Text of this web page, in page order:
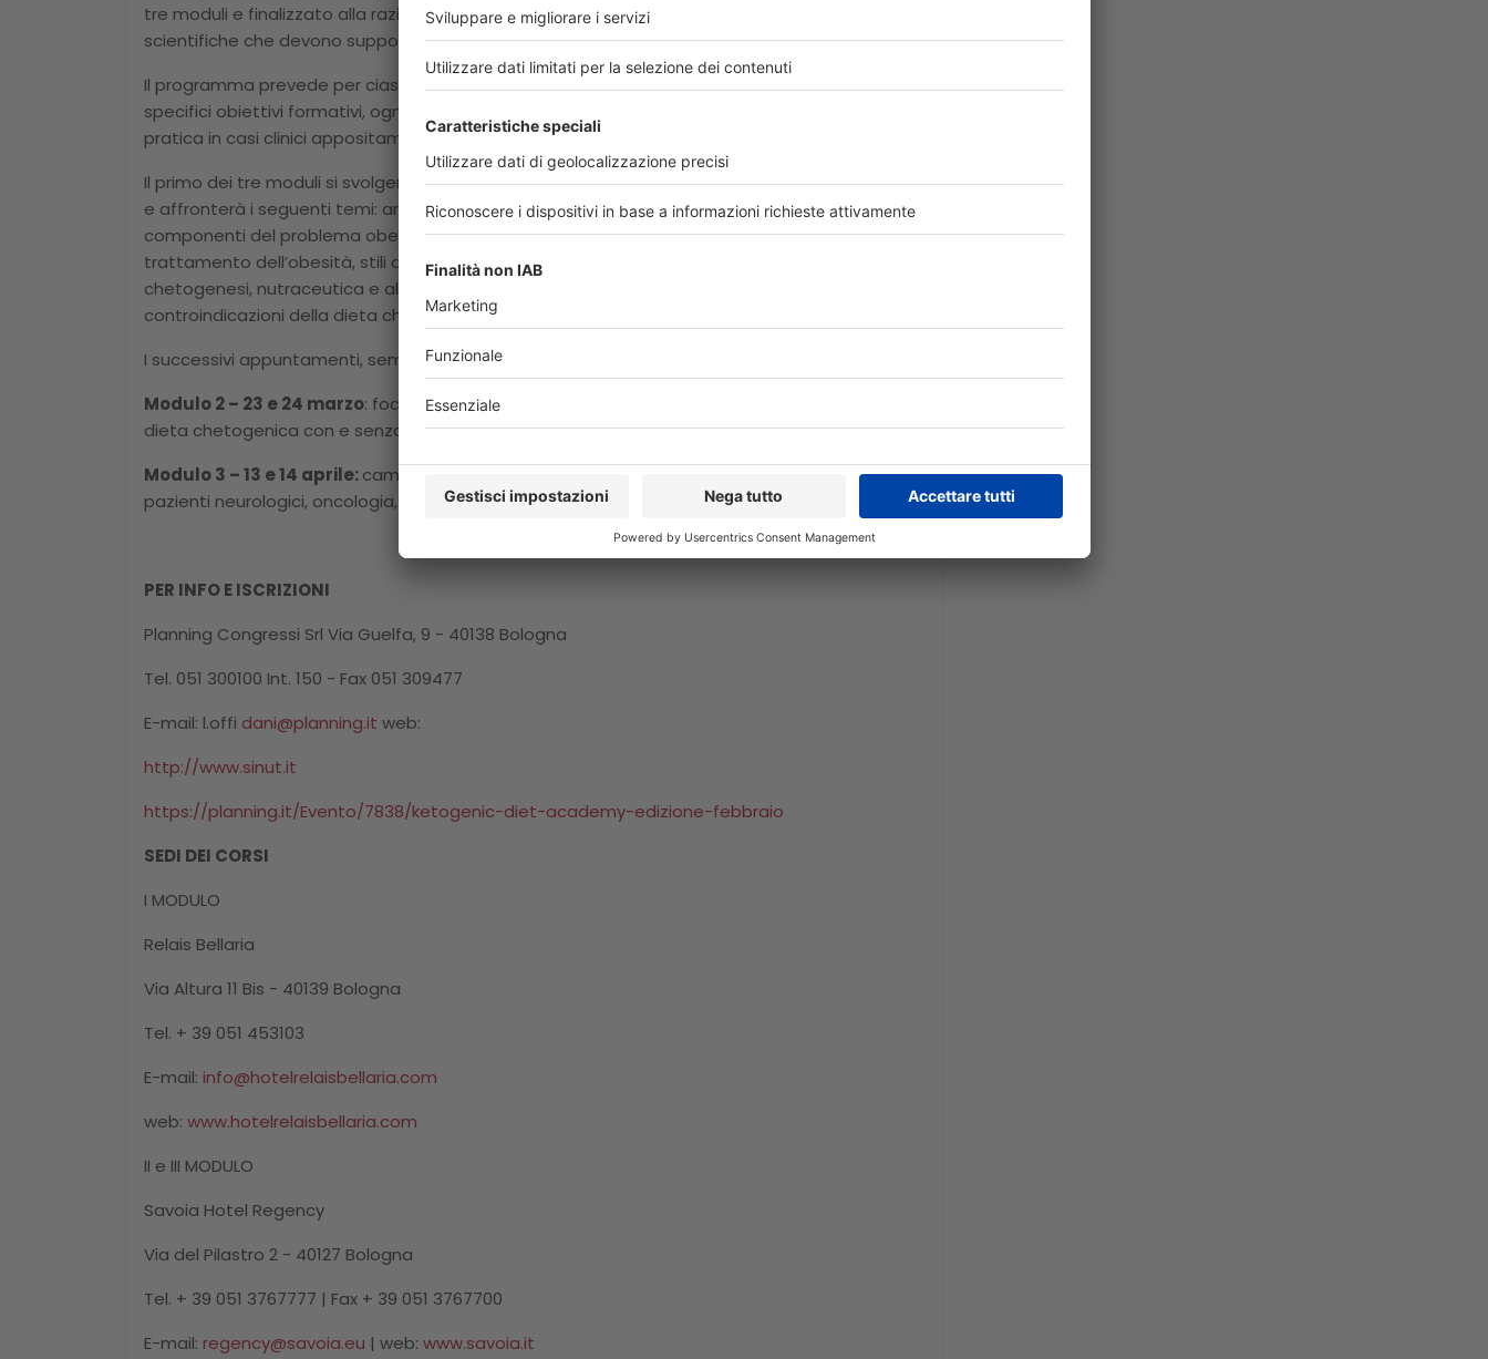
tre moduli e finalizzato alla razionalizzazione e alla trasmissione delle crescenti evidenze
scientifiche che devono supportare la prescrizione di una dieta chetogenica.
Il programma prevede per ciascun modulo una serie di attività didattiche basate ciascuna su
specifici obiettivi formativi, ognuno dei quali verrà raggiunto anche grazie all’applicazione
pratica in casi clinici appositamente predisposti.
Il primo dei tre moduli si svolgerà il23 e 24 febbraio a Bologna, pressol’Hotel Relais Bellaria
e affronterà i seguenti temi: analisi dell’attuale situazione epidemiologica relativa alle varie
componenti del problema obesità, le relazioni tra obesità e altre patologie, linee guida per il
trattamento dell’obesità, stili di vita e stili alimentati, il meccanismo della chetosi e della
chetogenesi, nutraceutica e alimenti funzionali a supporto dei regimi dietetici, indicazioni e
controindicazioni della dieta chetogenica, cibi naturali e pasti sostitutivi.
I successivi appuntamenti, sempre a Bologna, saranno:
Modulo 2 – 23 e 24 marzo: focus su come “costruire” un modello alimentare basato sulla
dieta chetogenica con e senza pasti sostitutivi.
Modulo 3 – 13 e 14 aprile:campi di applicazione della dieta chetogenica (sport, ginecologia,
pazienti neurologici, oncologia, pazienti cardiopatici.
PER INFO E ISCRIZIONI
Planning Congressi Srl Via Guelfa, 9 - 40138 Bologna
Tel. 051 300100 Int. 150 - Fax 051 309477
E-mail: l.offi dani@planning.it web:
http://www.sinut.it
https://planning.it/Evento/7838/ketogenic-diet-academy-edizione-febbraio
SEDI DEI CORSI
I MODULO
Relais Bellaria
Via Altura 11 Bis - 40139 Bologna
Tel. + 39 051 453103
E-mail: info@hotelrelaisbellaria.com
web: www.hotelrelaisbellaria.com
II e III MODULO
Savoia Hotel Regency
Via del Pilastro 2 - 40127 Bologna
Tel. + 39 051 3767777 | Fax + 39 051 3767700
E-mail: regency@savoia.eu | web: www.savoia.it